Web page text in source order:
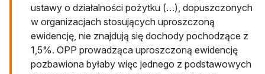
ustawy o działalności pożytku (…), dopuszczonych
w organizacjach stosujących uproszczoną
ewidencję, nie znajdują się dochody pochodzące z
1,5%. OPP prowadząca uproszczoną ewidencję
pozbawiona byłaby więc jednego z podstawowych